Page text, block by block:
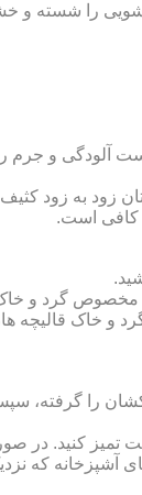
را شسته و
و جرم
زود به زود
کافی است.
مخصوص گرد و خاک
خاک قالیچه‏
را
تمیز کنید. در
آشپزخانه